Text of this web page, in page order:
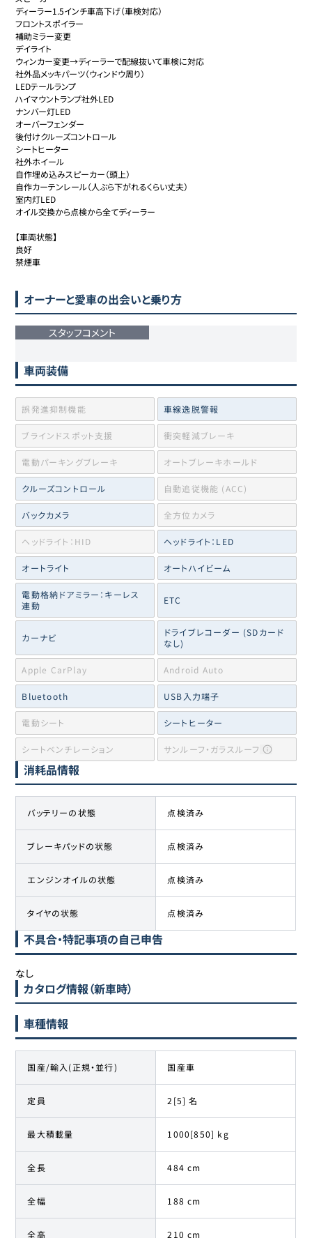
ディーラー1.5インチ車高下げ（車検対応）
フロントスポイラー
補助ミラー変更
デイライト
ウィンカー変更→ディーラーで配線抜いて車検に対応
社外品メッキパーツ（ウィンドウ周り）
LEDテールランプ
ハイマウントランプ社外LED
ナンバー灯LED
オーバーフェンダー
後付けクルーズコントロール
シートヒーター
社外ホイール
自作埋め込みスピーカー（頭上）
自作カーテンレール（人ぶら下がれるくらい丈夫）
室内灯LED
オイル交換から点検から全てディーラー
【車両状態】
良好
禁煙車
オーナーと愛車の出会いと乗り方
スタッフコメント
車両装備
誤発進抑制機能 車線逸脱警報
ブラインドスポット支援 衝突軽減ブレーキ
電動パーキングブレーキ オートブレーキホールド
クルーズコントロール 自動追従機能 (ACC)
バックカメラ 全方位カメラ
ヘッドライト：HID ヘッドライト：LED
オートライト オートハイビーム
電動格納ドアミラー：キーレス
連動
ETC
カーナビ
ドライブレコーダー (SDカード
なし)
Apple CarPlay Android Auto
Bluetooth USB入力端子
電動シート シートヒーター
シートベンチレーション サンルーフ・ガラスルーフ
消耗品情報
バッテリーの状態 点検済み
ブレーキパッドの状態 点検済み
エンジンオイルの状態 点検済み
タイヤの状態 点検済み
不具合・特記事項の自己申告
なし
カタログ情報（新車時）
車種情報
国産/輸入(正規・並行) 国産車
定員 2[5] 名
最大積載量 1000[850] kg
全長 484 cm
全幅 188 cm
全高 210 cm